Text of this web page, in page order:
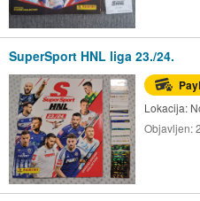
SuperSport HNL liga 23./24.
Lokacija:
Objavljen: